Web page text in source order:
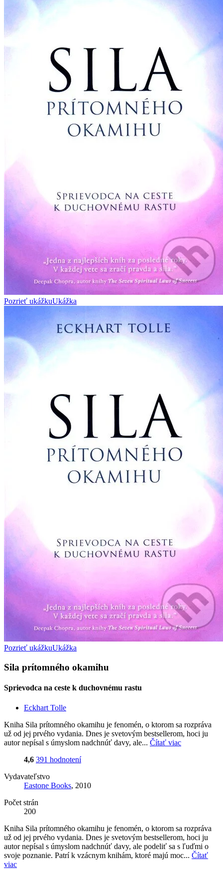
Pozrieť ukážkuUkážka
Pozrieť ukážkuUkážka
Sila prítomného okamihu
Sprievodca na ceste k duchovnému rastu
Eckhart Tolle
Kniha Sila prítomného okamihu je fenomén, o ktorom sa rozpráva
už od jej prvého vydania. Dnes je svetovým bestsellerom, hoci ju
autor nepísal s úmyslom nadchnúť davy, ale... Čítať viac
4,6 391 hodnotení
Vydavateľstvo
Eastone Books, 2010
Počet strán
200
Kniha Sila prítomného okamihu je fenomén, o ktorom sa rozpráva
už od jej prvého vydania. Dnes je svetovým bestsellerom, hoci ju
autor nepísal s úmyslom nadchnúť davy, ale podeliť sa s ľuďmi o
svoje poznanie. Patrí k vzácnym knihám, ktoré majú moc... Čítať
viac